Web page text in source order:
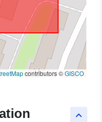
contributors ©GISCO
keyboard_arrow_up